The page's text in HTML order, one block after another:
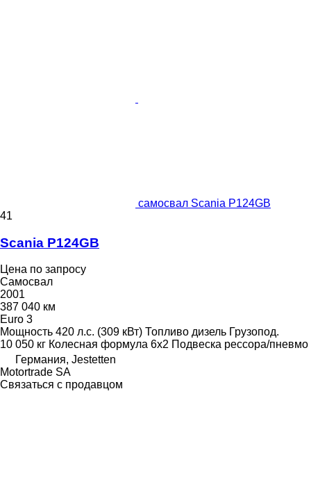
самосвал Scania P124GB
41
Scania P124GB
Цена по запросу
Самосвал
2001
387 040 км
Euro 3
Мощность 420 л.с. (309 кВт) Топливо дизель Грузопод.
10 050 кг Колесная формула 6x2 Подвеска рессора/пневмо
Германия, Jestetten
Motortrade SA
Связаться с продавцом